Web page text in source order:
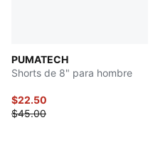
PUMATECH
Shorts de 8" para hombre
$22.50
$45.00